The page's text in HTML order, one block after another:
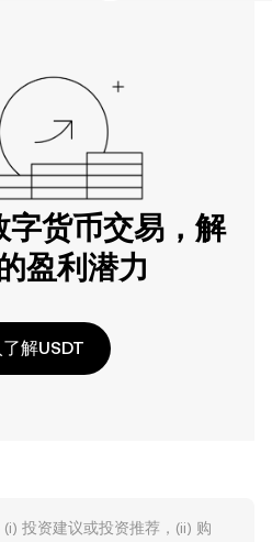
字货币交易，解
盈利潜力
解USDT
投资建议或投资推荐，(ii) 购